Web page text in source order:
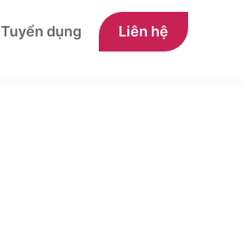
Tuyển dụng Liên hệ